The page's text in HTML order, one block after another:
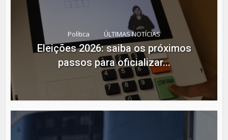
Política ÚLTIMAS NOTÍCIAS
Eleições 2026: saiba os próximos
passos para oficializar...